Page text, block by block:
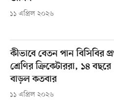
১১ এপ্রিল ২০২৬
কীভাবে বেতন পান বিসিবির
শ্রেণির ক্রিকেটাররা, ১৪ বছরে
বাড়ল কতবার
১১ এপ্রিল ২০২৬